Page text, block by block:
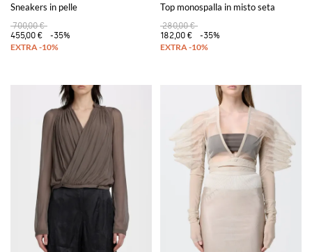
Sneakers in pelle
700,00 €
455,00 €
-35%
Top monospalla in misto seta
280,00 €
182,00 €
-35%